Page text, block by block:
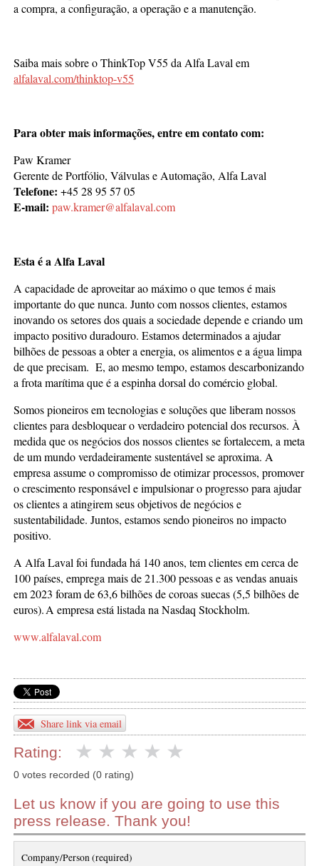
a compra, a configuração, a operação e a manutenção.
Saiba mais sobre o ThinkTop V55 da Alfa Laval em
alfalaval.com/thinktop-v55
Para obter mais informações, entre em contato com:
Paw Kramer
Gerente de Portfólio, Válvulas e Automação, Alfa Laval
Telefone: +45 28 95 57 05
E-mail:paw.kramer@alfalaval.com
Esta é a Alfa Laval
A capacidade de aproveitar ao máximo o que temos é mais
importante do que nunca. Junto com nossos clientes, estamos
inovando os setores dos quais a sociedade depende e criando um
impacto positivo duradouro. Estamos determinados a ajudar
bilhões de pessoas a obter a energia, os alimentos e a água limpa
de que precisam. E, ao mesmo tempo, estamos descarbonizando
a frota marítima que é a espinha dorsal do comércio global.
Somos pioneiros em tecnologias e soluções que liberam nossos
clientes para desbloquear o verdadeiro potencial dos recursos. À
medida que os negócios dos nossos clientes se fortalecem, a meta
de um mundo verdadeiramente sustentável se aproxima. A
empresa assume o compromisso de otimizar processos, promover
o crescimento responsável e impulsionar o progresso para ajudar
os clientes a atingirem seus objetivos de negócios e
sustentabilidade. Juntos, estamos sendo pioneiros no impacto
positivo.
A Alfa Laval foi fundada há 140 anos, tem clientes em cerca de
100 países, emprega mais de 21.300 pessoas e as vendas anuais
em 2023 foram de 63,6 bilhões de coroas suecas (5,5 bilhões de
euros). A empresa está listada na Nasdaq Stockholm.
www.alfalaval.com
Share link via email
Rating:
0 votes recorded (0 rating)
Let us know if you are going to use this
press release. Thank you!
Company/Person (required)